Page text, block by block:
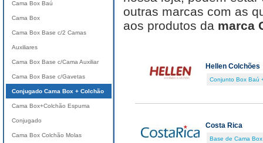
outras marcas com as
aos produtos da marca
Hellen Colchões
Conjunto Box Baú
Costa Rica
Base de Cama Box
Cama Box Baú
Cama Box
Cama Box Base c/2 Camas
Auxiliares
Cama Box Base c/Cama Auxiliar
Cama Box Base c/Gavetas
Conjugado Cama Box + Colchão
Cama Box+Colchão Espuma
Conjugado
Cama Box Colchão Molas